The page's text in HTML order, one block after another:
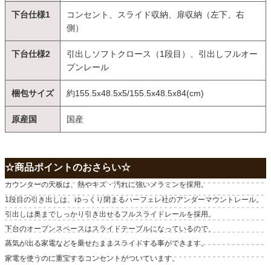
下台仕様1
コンセント、スライド収納、扉収納（左下、右
側）
下台仕様2
引出しソフトクロース（1段目）、引出しフルオー
プンレール
梱包サイズ 約155.5x48.5x5/155.5x48.5x84(cm)
原産国 国産
☆商品ポイントのおさらい☆
カウンターの天板は、熱やキズ・汚れに強いメラミンを採用。
1段目の引き出しは、ゆっくり閉まるハーフェレ社のアンダーマウントレール。
引出しは奥までしっかり引き出せるフルスライドレールを採用。
下台のオープンスペースはスライドテーブルになっているので、
蒸気が出る家電などを乗せたままスライドする事ができます。
家電を使うのに重宝するコンセントがついています。